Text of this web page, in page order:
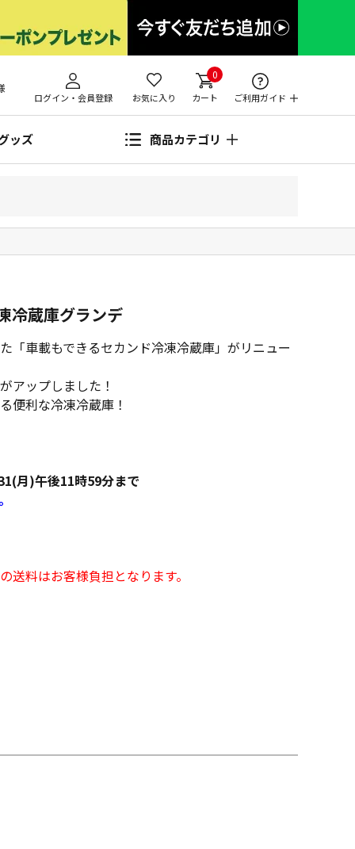
ログイン・会員登録 お気に入り
0
カート ご利用ガイド
ッズ 商品カテゴリ
冷蔵庫グランデ
「車載もできるセカンド冷凍冷蔵庫」がリニュー
アップしました！
便利な冷凍冷蔵庫！
月)午後11時59分まで
送料はお客様負担となります。